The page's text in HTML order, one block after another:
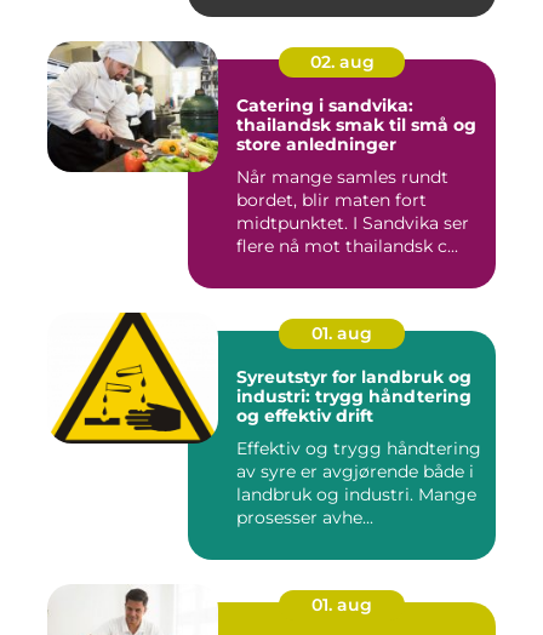
02. aug
Catering i sandvika:
thailandsk smak til små og
store anledninger
Når mange samles rundt
bordet, blir maten fort
midtpunktet. I Sandvika ser
flere nå mot thailandsk c...
01. aug
Syreutstyr for landbruk og
industri: trygg håndtering
og effektiv drift
Effektiv og trygg håndtering
av syre er avgjørende både i
landbruk og industri. Mange
prosesser avhe...
01. aug